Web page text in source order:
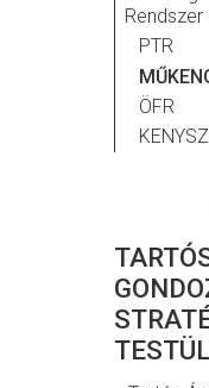
Rendszer
PTR
ÖFR
KENYSZI